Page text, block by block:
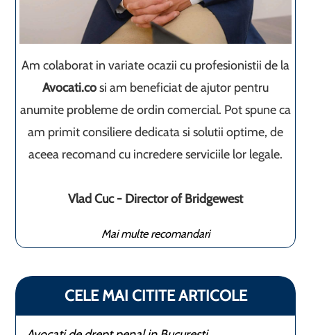
Am colaborat in variate ocazii cu profesionistii de la
Avocati.cosi am beneficiat de ajutor pentru
anumite probleme de ordin comercial. Pot spune ca
am primit consiliere dedicata si solutii optime, de
aceea recomand cu incredere serviciile lor legale.
Vlad Cuc - Director of Bridgewest
Mai multe recomandari
CELE MAI CITITE ARTICOLE